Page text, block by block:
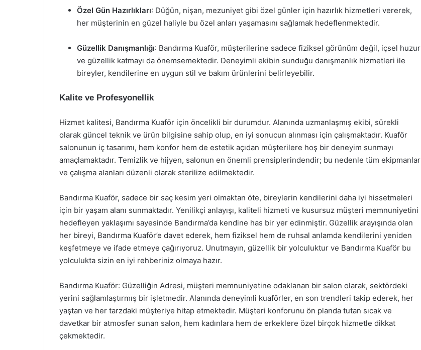
Özel Gün Hazırlıkları: Düğün, nişan, mezuniyet gibi özel günler için hazırlık hizmetleri vererek,
her müşterinin en güzel haliyle bu özel anları yaşamasını sağlamak hedeflenmektedir.
Güzellik Danışmanlığı: Bandırma Kuaför, müşterilerine sadece fiziksel görünüm değil, içsel huzur
ve güzellik katmayı da önemsemektedir. Deneyimli ekibin sunduğu danışmanlık hizmetleri ile
bireyler, kendilerine en uygun stil ve bakım ürünlerini belirleyebilir.
Kalite ve Profesyonellik
Hizmet kalitesi, Bandırma Kuaför için öncelikli bir durumdur. Alanında uzmanlaşmış ekibi, sürekli
olarak güncel teknik ve ürün bilgisine sahip olup, en iyi sonucun alınması için çalışmaktadır. Kuaför
salonunun iç tasarımı, hem konfor hem de estetik açıdan müşterilere hoş bir deneyim sunmayı
amaçlamaktadır. Temizlik ve hijyen, salonun en önemli prensiplerindendir; bu nedenle tüm ekipmanlar
ve çalışma alanları düzenli olarak sterilize edilmektedir.
Bandırma Kuaför, sadece bir saç kesim yeri olmaktan öte, bireylerin kendilerini daha iyi hissetmeleri
için bir yaşam alanı sunmaktadır. Yenilikçi anlayışı, kaliteli hizmeti ve kusursuz müşteri memnuniyetini
hedefleyen yaklaşımı sayesinde Bandırma’da kendine has bir yer edinmiştir. Güzellik arayışında olan
her bireyi, Bandırma Kuaför’e davet ederek, hem fiziksel hem de ruhsal anlamda kendilerini yeniden
keşfetmeye ve ifade etmeye çağırıyoruz. Unutmayın, güzellik bir yolculuktur ve Bandırma Kuaför bu
yolculukta sizin en iyi rehberiniz olmaya hazır.
Bandırma Kuaför: Güzelliğin Adresi, müşteri memnuniyetine odaklanan bir salon olarak, sektördeki
yerini sağlamlaştırmış bir işletmedir. Alanında deneyimli kuaförler, en son trendleri takip ederek, her
yaştan ve her tarzdaki müşteriye hitap etmektedir. Müşteri konforunu ön planda tutan sıcak ve
davetkar bir atmosfer sunan salon, hem kadınlara hem de erkeklere özel birçok hizmetle dikkat
çekmektedir.